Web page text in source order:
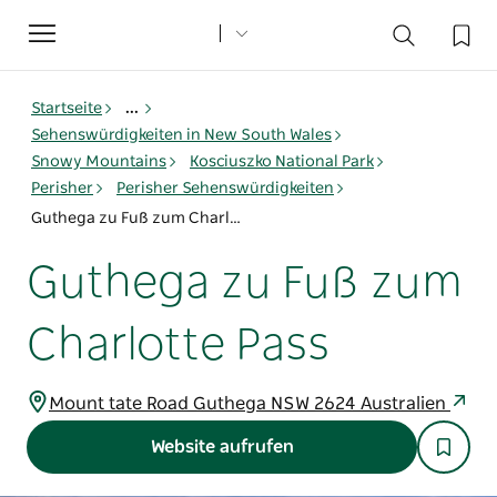
Toggle
navigation
Startseite
...
Sehenswürdigkeiten in New South Wales
Snowy Mountains
Kosciuszko National Park
Perisher
Perisher Sehenswürdigkeiten
Guthega zu Fuß zum Charlotte Pass
Guthega zu Fuß zum
Charlotte Pass
Mount tate Road Guthega NSW 2624 Australien
Website aufrufen